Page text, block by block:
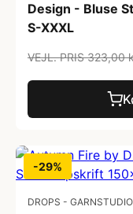
Design - Bluse
S-XXXL
VEJL. PRIS 323,00
-29%
DROPS - GARNSTUDIO